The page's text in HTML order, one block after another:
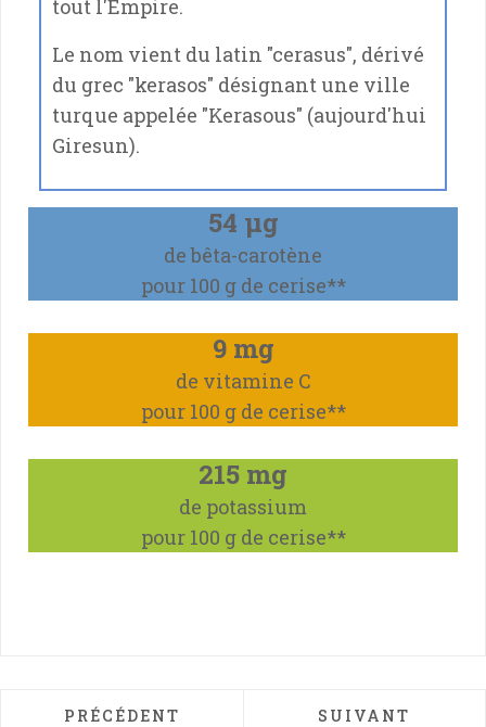
tout l'Empire.
Le nom vient du latin "cerasus", dérivé
du grec "kerasos" désignant une ville
turque appelée "Kerasous" (aujourd'hui
Giresun).
54 μg
de bêta-carotène
pour 100 g de cerise**
9 mg
de vitamine C
pour 100 g de cerise**
215 mg
de potassium
pour 100 g de cerise**
ARTICLE PRÉCÉDENT : LE PETIT POIS,
PRÉCÉDENT ARTICLE
SUIVANT